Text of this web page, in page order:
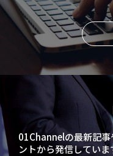
01Channelの最新記
ントから発信していま